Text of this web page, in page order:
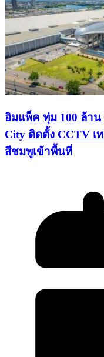
อิมแพ็ค ทุ่ม 100 ล้าน
City ติดตั้ง CCTV เ
สีชมพูเข้าพื้นที่